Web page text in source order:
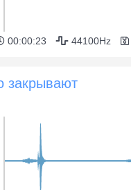
00:00:23 44100Hz
закрывают